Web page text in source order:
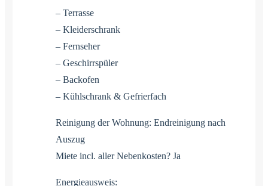
– Terrasse
– Kleiderschrank
– Fernseher
– Geschirrspüler
– Backofen
– Kühlschrank & Gefrierfach
Reinigung der Wohnung: Endreinigung nach
Auszug
Miete incl. aller Nebenkosten? Ja
Energieausweis: